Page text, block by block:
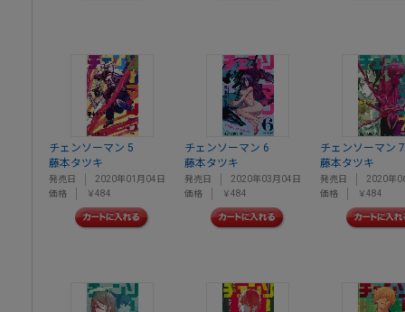
チェンソーマン 5
藤本タツキ
発売日
2020年01月04日
価格
￥484
チェンソーマン 6
藤本タツキ
発売日
2020年03月04日
価格
￥484
チェンソーマン 7
藤本タツキ
発売日
2020年
価格
￥484